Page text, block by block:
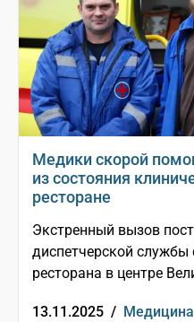
Медики скорой
из состояния
ресторане
Экстренный вызов
диспетчерской
ресторана в центре
13.11.2025 / Медицина